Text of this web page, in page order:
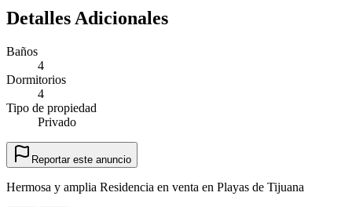
Detalles Adicionales
Baños
4
Dormitorios
4
Tipo de propiedad
Privado
Reportar este anuncio
Hermosa y amplia Residencia en venta en Playas de Tijuana